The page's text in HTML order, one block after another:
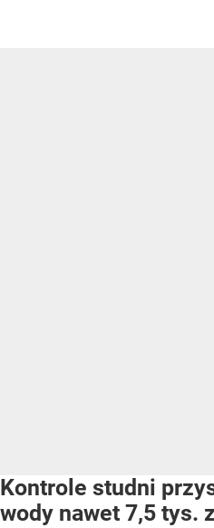
Kontrole studni
wody nawet 7,5 tys.